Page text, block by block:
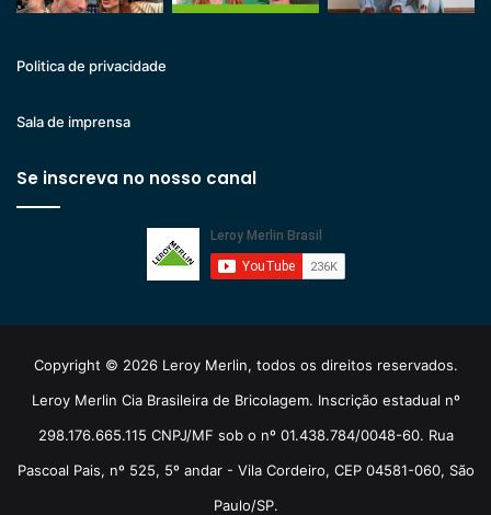
Politica de privacidade
Sala de imprensa
Se inscreva no nosso canal
Copyright © 2026 Leroy Merlin, todos os direitos reservados.
Leroy Merlin Cia Brasileira de Bricolagem. Inscrição estadual nº
298.176.665.115 CNPJ/MF sob o nº 01.438.784/0048-60. Rua
Pascoal Pais, nº 525, 5º andar - Vila Cordeiro, CEP 04581-060, São
Paulo/SP.